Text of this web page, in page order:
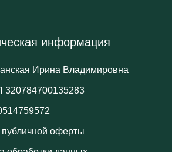
информация
Ирина Владимировна
публичной оферты